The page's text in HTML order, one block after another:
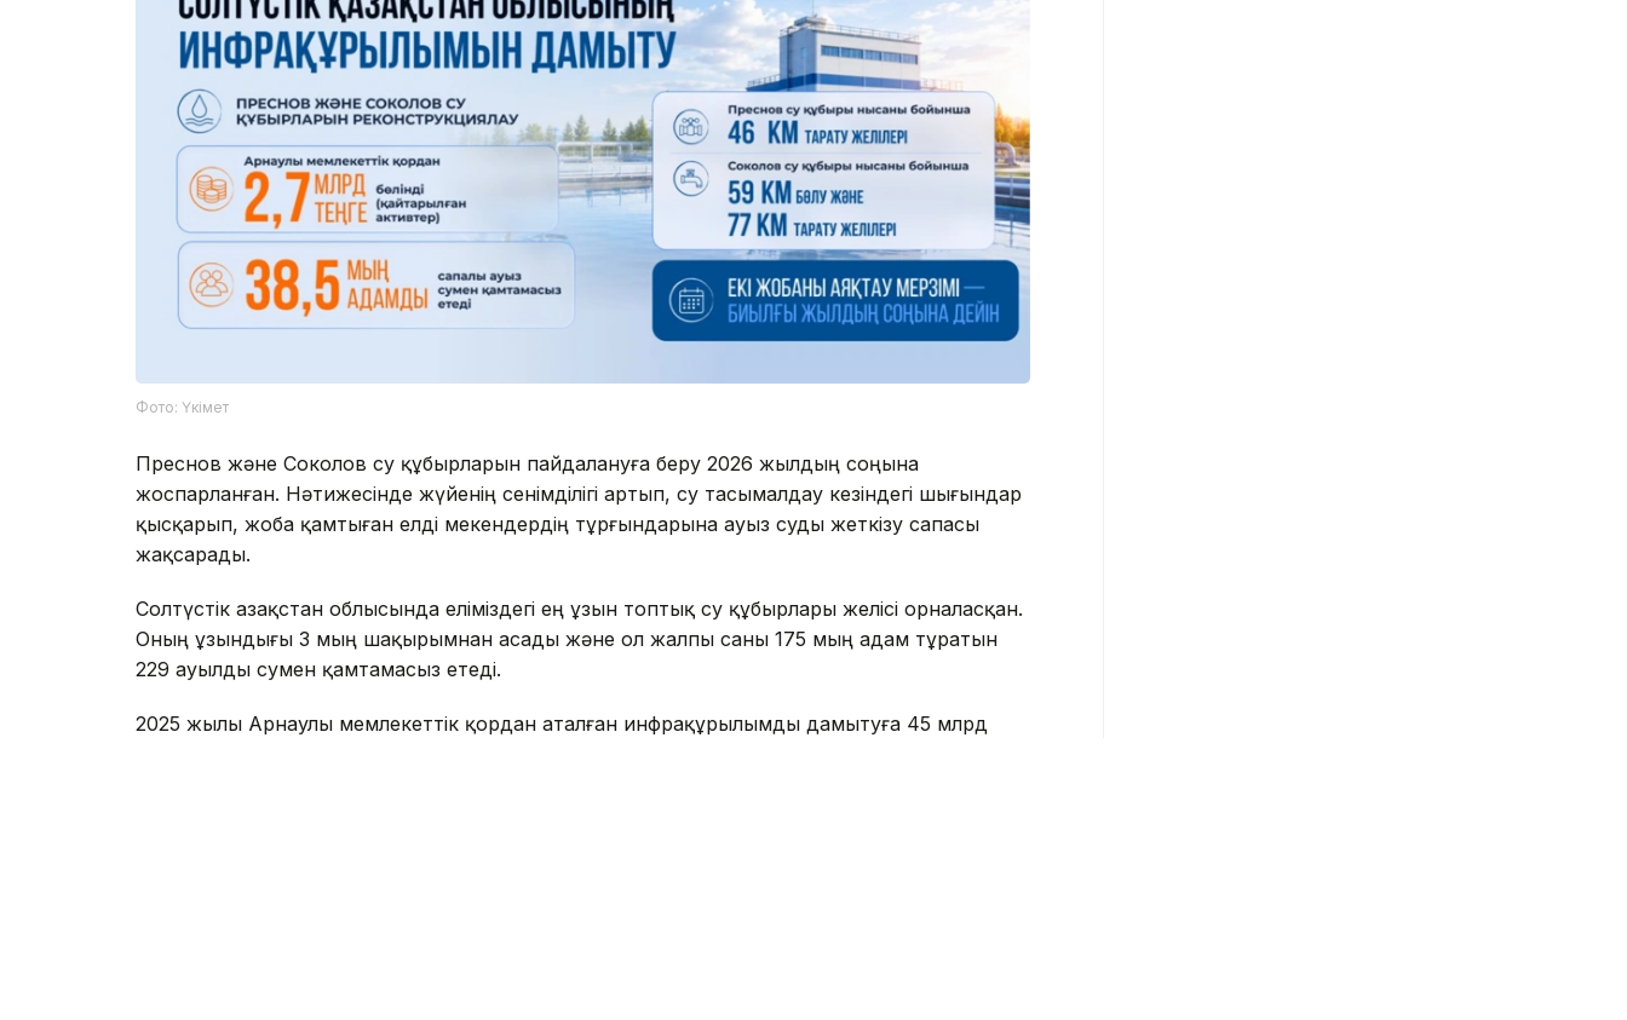
Фото: Үкімет
Преснов және Соколов су құбырларын пайдалануға беру 2026 жылдың соңына
жоспарланған. Нәтижесінде жүйенің сенімділігі артып, су тасымалдау кезіндегі шығындар
қысқарып, жоба қамтыған елді мекендердің тұрғындарына ауыз суды жеткізу сапасы
жақсарады.
Солтүстік Қазақстан облысында еліміздегі ең ұзын топтық су құбырлары желісі орналасқан.
Оның ұзындығы 3 мың шақырымнан асады және ол жалпы саны 175 мың адам тұратын
229 ауылды сумен қамтамасыз етеді.
2025 жылы Арнаулы мемлекеттік қордан аталған инфрақұрылымды дамытуға 45 млрд